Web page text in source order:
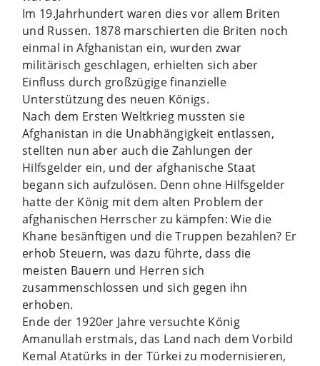
Im 19.Jahrhundert waren dies vor allem Briten
und Russen. 1878 marschierten die Briten noch
einmal in Afghanistan ein, wurden zwar
militärisch geschlagen, erhielten sich aber
Einfluss durch großzügige finanzielle
Unterstützung des neuen Königs.
Nach dem Ersten Weltkrieg mussten sie
Afghanistan in die Unabhängigkeit entlassen,
stellten nun aber auch die Zahlungen der
Hilfsgelder ein, und der afghanische Staat
begann sich aufzulösen. Denn ohne Hilfsgelder
hatte der König mit dem alten Problem der
afghanischen Herrscher zu kämpfen: Wie die
Khane besänftigen und die Truppen bezahlen? Er
erhob Steuern, was dazu führte, dass die
meisten Bauern und Herren sich
zusammenschlossen und sich gegen ihn
erhoben.
Ende der 1920er Jahre versuchte König
Amanullah erstmals, das Land nach dem Vorbild
Kemal Atatürks in der Türkei zu modernisieren,